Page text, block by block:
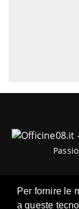
Per fornire le
a queste